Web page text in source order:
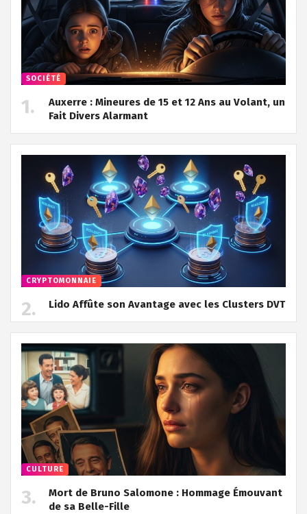
SOCIÉTÉ
Auxerre : Mineures de 15 et 12 Ans au Volant, un
Fait Divers Alarmant
CRYPTOMONNAIE
Lido Affûte son Avantage avec les Clusters DVT
CULTURE
Mort de Bruno Salomone : Hommage Émouvant
de sa Belle-Fille